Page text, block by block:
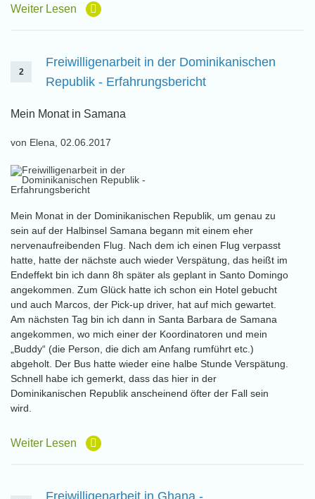
Weiter Lesen
2
Freiwilligenarbeit in der Dominikanischen
Republik - Erfahrungsbericht
Mein Monat in Samana
von Elena, 02.06.2017
Mein Monat in der Dominikanischen Republik, um genau zu
sein auf der Halbinsel Samana begann mit einem eher
nervenaufreibenden Flug. Nach dem ich einen Flug verpasst
hatte, hatte der nächste auch wieder Verspätung, das heißt im
Endeffekt bin ich dann 8h später als geplant in Santo Domingo
angekommen. Zum Glück hatte ich schon ein Hotel gebucht
und auch Marcos, der Pick-up driver, hat auf mich gewartet.
Am nächsten Tag bin ich dann in Santa Barbara de Samana
angekommen, wo mich einer der Koordinatoren und mein
„Buddy“ (die Person, die dich am Anfang rumführt etc.)
abgeholt. Der Bus hatte wieder eine halbe Stunde Verspätung.
Schnell habe ich gemerkt, dass das hier in der
Dominikanischen Republik anscheinend öfter der Fall sein
wird.
Weiter Lesen
Freiwilligenarbeit in Ghana -